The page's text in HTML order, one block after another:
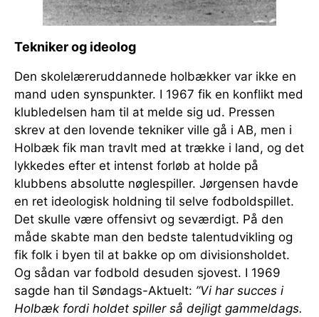
Tekniker og ideolog
Den skolelæreruddannede holbækker var ikke en
mand uden synspunkter. I 1967 fik en konflikt med
klubledelsen ham til at melde sig ud. Pressen
skrev at den lovende tekniker ville gå i AB, men i
Holbæk fik man travlt med at trække i land, og det
lykkedes efter et intenst forløb at holde på
klubbens absolutte nøglespiller. Jørgensen havde
en ret ideologisk holdning til selve fodboldspillet.
Det skulle være offensivt og seværdigt. På den
måde skabte man den bedste talentudvikling og
fik folk i byen til at bakke op om divisionsholdet.
Og sådan var fodbold desuden sjovest. I 1969
sagde han til Søndags-Aktuelt: ”Vi har succes i
Holbæk fordi holdet spiller så dejligt gammeldags.